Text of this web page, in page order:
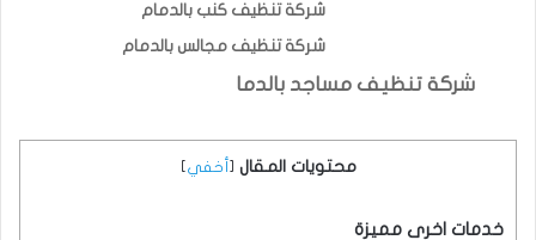
شركة تنظيف كنب بالدمام
شركة تنظيف مجالس بالدمام
شركة تنظيف مساجد بالدما
محتويات المقال [ أخفي]
خدمات اخرى مميزة